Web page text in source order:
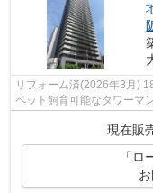
リフォーム済(2026年3月)
ペット飼育可能なタワーマ
す！】
現在販
「